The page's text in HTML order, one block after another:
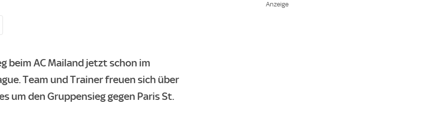
beim AC Mailand jetzt schon im
Team und Trainer freuen sich über
um den Gruppensieg gegen Paris St.